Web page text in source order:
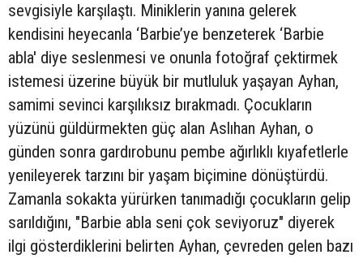
sevgisiyle karşılaştı. Miniklerin yanına gelerek
kendisini heyecanla ‘Barbie’ye benzeterek ‘Barbie
abla' diye seslenmesi ve onunla fotoğraf çektirmek
istemesi üzerine büyük bir mutluluk yaşayan Ayhan,
samimi sevinci karşılıksız bırakmadı. Çocukların
yüzünü güldürmekten güç alan Aslıhan Ayhan, o
günden sonra gardırobunu pembe ağırlıklı kıyafetlerle
yenileyerek tarzını bir yaşam biçimine dönüştürdü.
Zamanla sokakta yürürken tanımadığı çocukların gelip
sarıldığını, "Barbie abla seni çok seviyoruz" diyerek
ilgi gösterdiklerini belirten Ayhan, çevreden gelen bazı